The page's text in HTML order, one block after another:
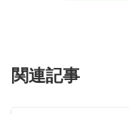
関連記事